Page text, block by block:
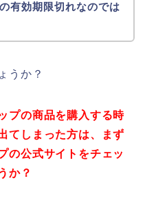
有効期限切れなのでは
うか？
プの商品を購入する時
てしまった方は、まず
の公式サイトをチェッ
か？